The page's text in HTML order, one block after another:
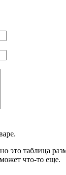
это таблица
что-то еще.